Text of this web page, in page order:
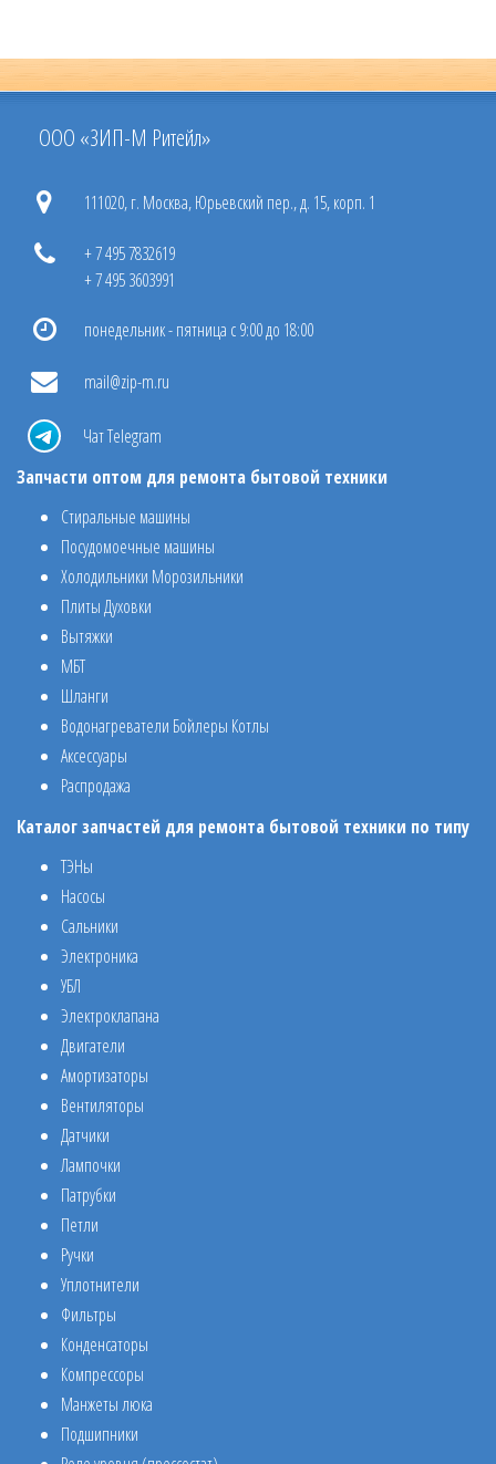
ООО «ЗИП-М Ритейл»
111020, г. Москва, Юрьевский пер., д. 15, корп. 1
+ 7 495 7832619
+ 7 495 3603991
понедельник - пятница с 9:00 до 18:00
mail@zip-m.ru
Чат Telegram
Запчасти оптом для ремонта бытовой техники
Стиральные машины
Посудомоечные машины
Холодильники Морозильники
Плиты Духовки
Вытяжки
МБТ
Шланги
Водонагреватели Бойлеры Котлы
Аксессуары
Распродажа
Каталог запчастей для ремонта бытовой техники по типу
ТЭНы
Насосы
Сальники
Электроника
УБЛ
Электроклапана
Двигатели
Амортизаторы
Вентиляторы
Датчики
Лампочки
Патрубки
Петли
Ручки
Уплотнители
Фильтры
Конденсаторы
Компрессоры
Манжеты люка
Подшипники